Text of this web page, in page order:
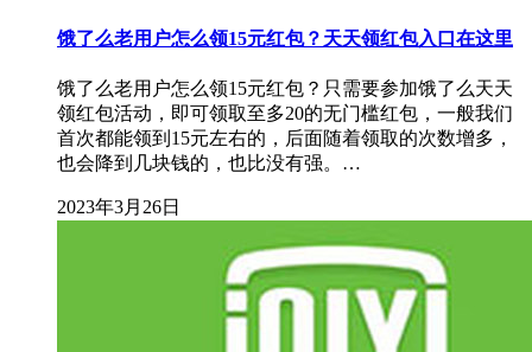
饿了么老用户怎么领15元红包？天天领红包入口在这里
饿了么老用户怎么领15元红包？只需要参加饿了么天天
领红包活动，即可领取至多20的无门槛红包，一般我们
首次都能领到15元左右的，后面随着领取的次数增多，
也会降到几块钱的，也比没有强。…
2023年3月26日